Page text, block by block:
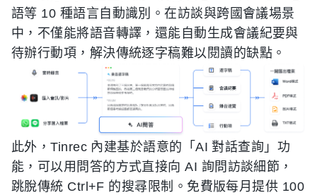
語等 10 種語言自動識別。在訪談與跨國會議場景
中，不僅能將語音轉譯，還能自動生成會議紀要與
待辦行動項，解決傳統逐字稿難以閱讀的缺點。
此外，Tinrec 內建基於語意的「AI 對話查詢」功
能，可以用問答的方式直接向 AI 詢問訪談細節，
跳脫傳統 Ctrl+F 的搜尋限制。免費版每月提供 100